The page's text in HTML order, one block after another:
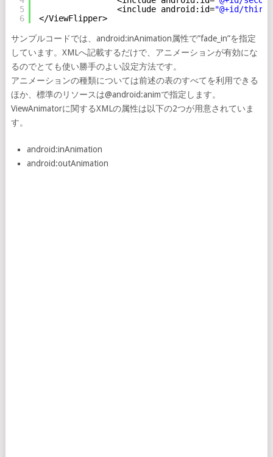
5
6
<include android:id="@+id/
</ViewFlipper>
サンプルコードでは、android:inAnimation属性で”fade_in”を指定
しています。XMLへ記載するだけで、アニメーションが有効にな
るのでとても使い勝手のよい設定方法です。
アニメーションの種類については前述の表のすべてを利用できる
ほか、標準のリソースは@android:animで指定します。
ViewAnimatorに関するXMLの属性は以下の2つが用意されていま
す。
android:inAnimation
android:outAnimation